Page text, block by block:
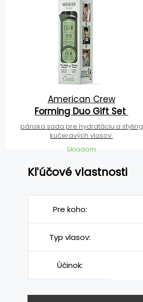
American Crew
Forming Duo Gift Set
pánska sada pre hydratáciu a styling
kučeravých vlasov
Skladom
Kľúčové vlastnosti
Pre koho:
Typ vlasov:
Účinok: